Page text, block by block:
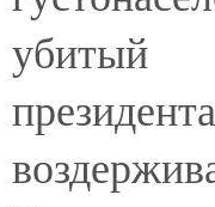
убитый